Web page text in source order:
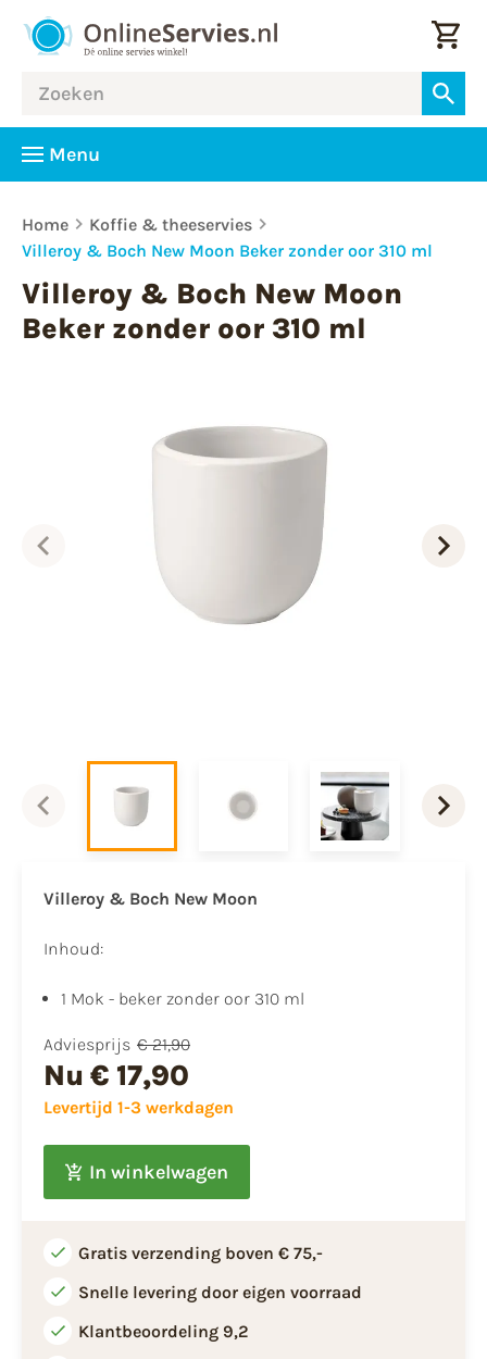
Menu
Home
Koffie & theeservies
Villeroy & Boch New Moon Beker zonder oor 310 ml
Villeroy & Boch New Moon
Beker zonder oor 310 ml
Villeroy & Boch New Moon
Inhoud:
1 Mok - beker zonder oor 310 ml
Adviesprijs € 21,90
Nu € 17,90
Levertijd 1-3 werkdagen
In winkelwagen
Gratis verzending boven € 75,-
Snelle levering door eigen voorraad
Klantbeoordeling 9,2